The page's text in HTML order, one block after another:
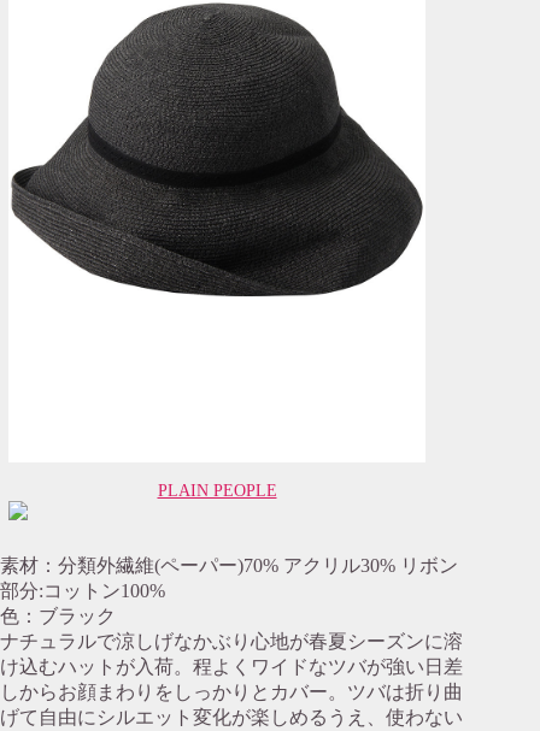
PLAIN PEOPLE
素材：分類外繊維(ペーパー)70% アクリル30% リボン
部分:コットン100%
色：ブラック
ナチュラルで涼しげなかぶり心地が春夏シーズンに溶
け込むハットが入荷。程よくワイドなツバが強い日差
しからお顔まわりをしっかりとカバー。ツバは折り曲
げて自由にシルエット変化が楽しめるうえ、使わない